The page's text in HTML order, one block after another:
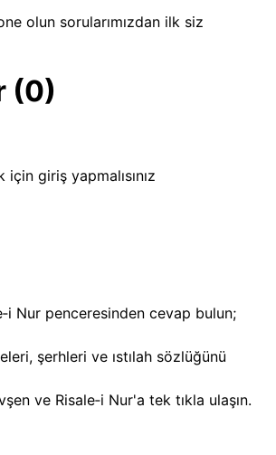
olun sorularımızdan ilk siz
(0)
giriş yapmalısınız
Nur penceresinden cevap bulun;
şerhleri ve ıstılah sözlüğünü
ve Risale‑i Nur'a tek tıkla ulaşın.
HesabıHesabı
X Hesabı